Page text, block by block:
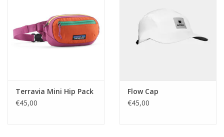
Terravia Mini Hip Pack
€45,00
Flow Cap
€45,00